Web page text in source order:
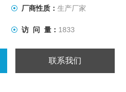
厂商性质： 生产厂家
访 问 量： 1833
联系我们